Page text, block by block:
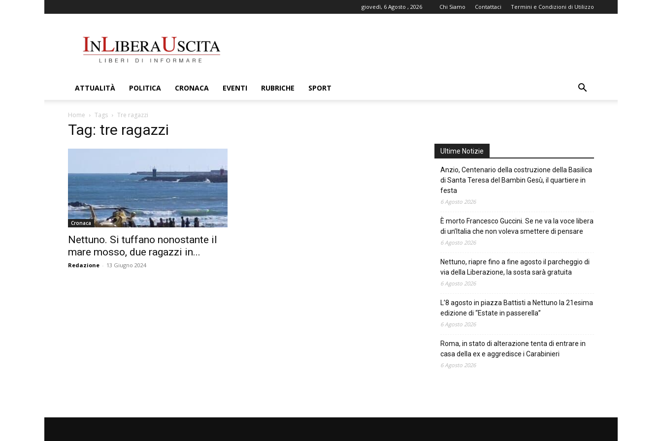
giovedì, 6 Agosto , 2026 Chi Siamo Contattaci Termini e Condizioni di Utilizzo
ATTUALITÀ POLITICA CRONACA EVENTI RUBRICHE SPORT
Home Tags Tre ragazzi
Tag: tre ragazzi
Cronaca
Nettuno. Si tuffano nonostante il
mare mosso, due ragazzi in...
Redazione - 13 Giugno 2024
Ultime Notizie
Anzio, Centenario della costruzione della Basilica
di Santa Teresa del Bambin Gesù, il quartiere in
festa
6 Agosto 2026
È morto Francesco Guccini. Se ne va la voce libera
di un’Italia che non voleva smettere di pensare
6 Agosto 2026
Nettuno, riapre fino a fine agosto il parcheggio di
via della Liberazione, la sosta sarà gratuita
6 Agosto 2026
L’8 agosto in piazza Battisti a Nettuno la 21esima
edizione di “Estate in passerella”
6 Agosto 2026
Roma, in stato di alterazione tenta di entrare in
casa della ex e aggredisce i Carabinieri
6 Agosto 2026